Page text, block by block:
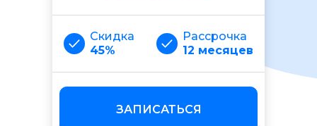
Скидка
45%
Рассрочка
12 месяцев
ЗАПИСАТЬСЯ